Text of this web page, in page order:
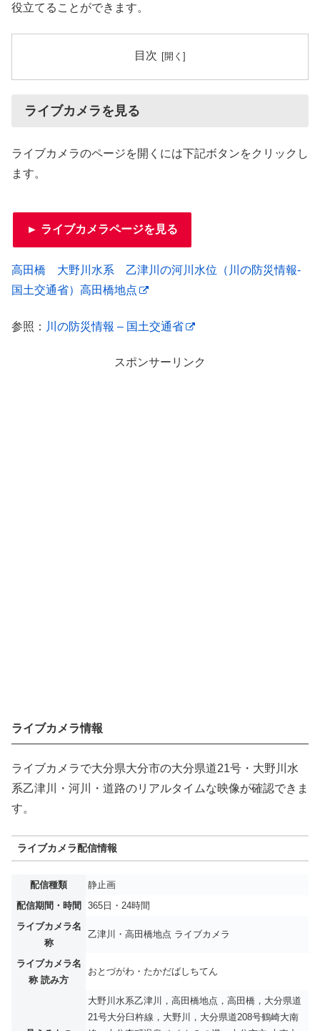
役立てることができます。
目次
ライブカメラを見る
ライブカメラのページを開くには下記ボタンをクリックし
ます。
► ライブカメラページを見る
高田橋 大野川水系 乙津川の河川水位（川の防災情報-
国土交通省）高田橋地点
参照： 川の防災情報 – 国土交通省
スポンサーリンク
ライブカメラ情報
ライブカメラで大分県大分市の大分県道21号・大野川水
系乙津川・河川・道路のリアルタイムな映像が確認できま
す。
ライブカメラ配信情報
配信種類
静止画
配信期間・時間
365日・24時間
ライブカメラ名
称
乙津川・高田橋地点 ライブカメラ
ライブカメラ名
称 読み方
おとづがわ・たかだばしちてん
大野川水系乙津川，高田橋地点，高田橋，大分県道
21号大分臼杵線，大野川，大分県道208号鶴崎大南